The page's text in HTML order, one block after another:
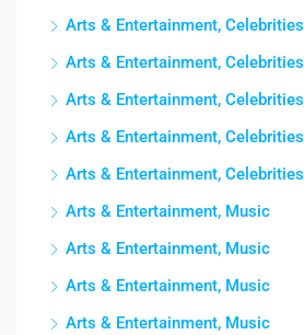
Arts & Entertainment, Celebrities
Arts & Entertainment, Celebrities
Arts & Entertainment, Celebrities
Arts & Entertainment, Celebrities
Arts & Entertainment, Celebrities
Arts & Entertainment, Music
Arts & Entertainment, Music
Arts & Entertainment, Music
Arts & Entertainment, Music